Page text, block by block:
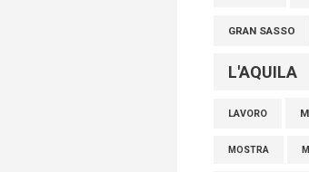
GRAN SASSO
L'AQUILA
LAVORO
MOSTRA